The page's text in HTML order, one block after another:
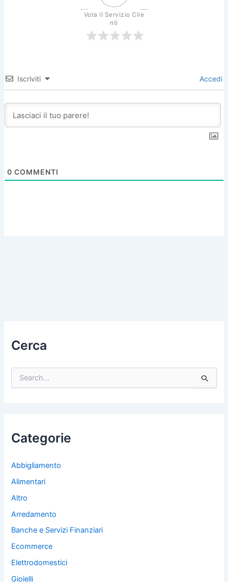
Vota il Servizio Clie
nti
Iscriviti Accedi
0 COMMENTI
Cerca
Categorie
Abbigliamento
Alimentari
Altro
Arredamento
Banche e Servizi Finanziari
Ecommerce
Elettrodomestici
Gioielli